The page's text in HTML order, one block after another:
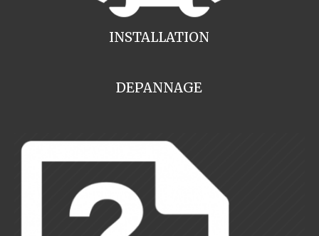
INSTALLATION
DEPANNAGE